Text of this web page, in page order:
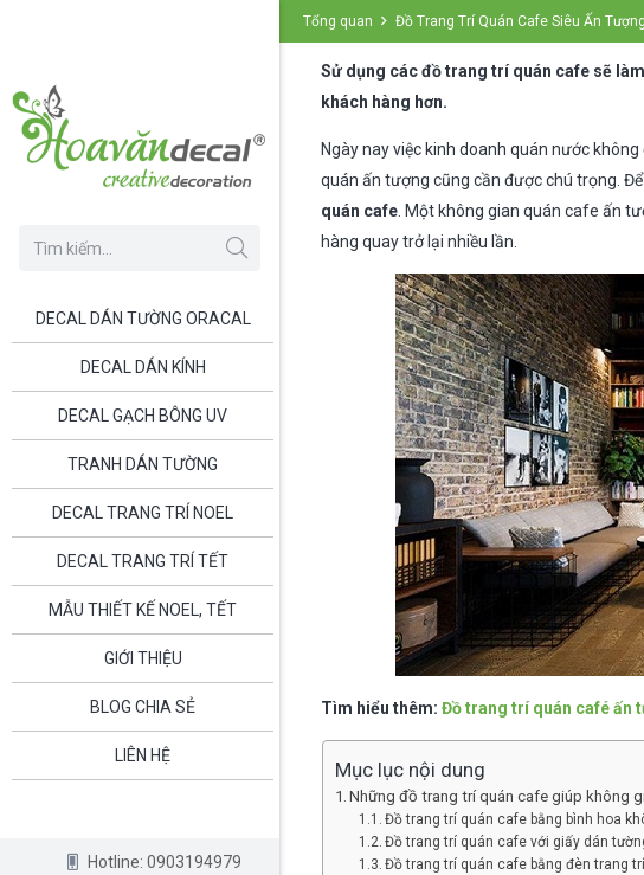
DECAL DÁN TƯỜNG ORACAL
DECAL DÁN KÍNH
DECAL GẠCH BÔNG UV
TRANH DÁN TƯỜNG
DECAL TRANG TRÍ NOEL
DECAL TRANG TRÍ TẾT
MẪU THIẾT KẾ NOEL, TẾT
GIỚI THIỆU
BLOG CHIA SẺ
LIÊN HỆ
Hotline: 0903194979
Tổng quan Đồ Trang Trí Quán Cafe Siêu Ấn Tượng
Sử dụng các đồ trang trí quán cafe sẽ
khách hàng hơn.
Ngày nay việc kinh doanh quán nước
quán ấn tượng cũng cần được chú trọng.
quán cafe . Một không gian quán cafe ấn
hàng quay trở lại nhiều lần.
Tìm hiểu thêm: Đồ trang trí quán café ấn
Mục lục nội dung
Những đồ trang trí quán cafe giúp không
Đồ trang trí quán cafe bằng bình hoa
Đồ trang trí quán cafe với giấy dán
Đồ trang trí quán cafe bằng đèn trang